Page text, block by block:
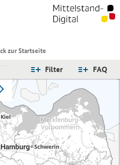
zur Startseite
FAQ
Filter